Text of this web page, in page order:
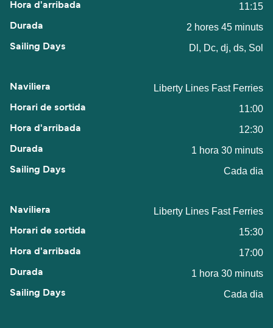
11:15
2 hores 45 minuts
Dl, Dc, dj, ds, Sol
Liberty Lines Fast Ferries
11:00
12:30
1 hora 30 minuts
Cada dia
Liberty Lines Fast Ferries
15:30
17:00
1 hora 30 minuts
Cada dia